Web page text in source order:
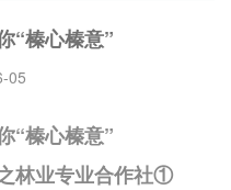
“榛心榛意”
05
“榛心榛意”
林业专业合作社①